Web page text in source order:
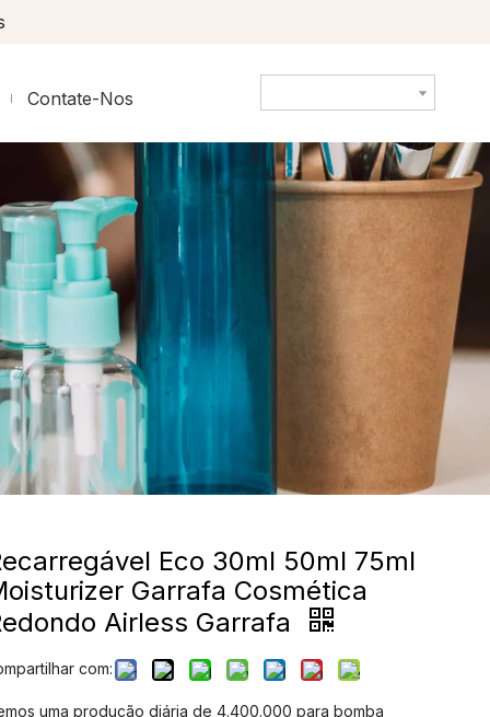
Contate-Nos
Eco 30ml 50ml 75ml
Garrafa Cosmética
Airless Garrafa
com:
uma produção diária de 4.400.000 para bomba